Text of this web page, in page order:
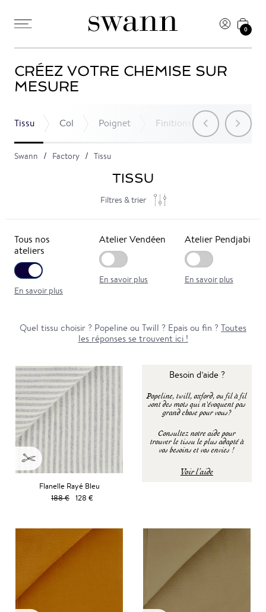
0
CRÉEZ VOTRE CHEMISE SUR
MESURE
Tissu Col Poignet Finitions Poche
Swann Factory Tissu
TISSU
Filtres & trier
Tous nos
ateliers
En savoir plus
Atelier Vendéen
En savoir plus
Atelier Pendjabi
En savoir plus
Quel tissu choisir ? Popeline ou Twill ? Epais ou fin ? Toutes
les réponses se trouvent ici !
Flanelle Rayé Bleu
188 € 128 €
Besoin d’aide ?
Popeline, twill, oxford, ou fil à fil
sont des mots qui n'évoquent pas
grand chose pour vous?
Consultez notre aide pour
trouver le tissu le plus adapté à
vos besoins et vos envies !
Voir l’aide